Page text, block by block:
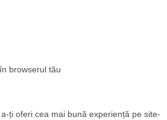
browserul tău
ți oferi cea mai bună experiență pe site-